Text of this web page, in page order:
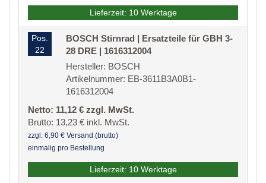
Lieferzeit: 10 Werktage
Pos.
22
BOSCH Stirnrad | Ersatzteile für GBH 3-
28 DRE | 1616312004
Hersteller: BOSCH
Artikelnummer: EB-3611B3A0B1-
1616312004
Netto: 11,12 € zzgl. MwSt.
Brutto: 13,23 € inkl. MwSt.
zzgl. 6,90 € Versand (brutto)
einmalig pro Bestellung
Lieferzeit: 10 Werktage